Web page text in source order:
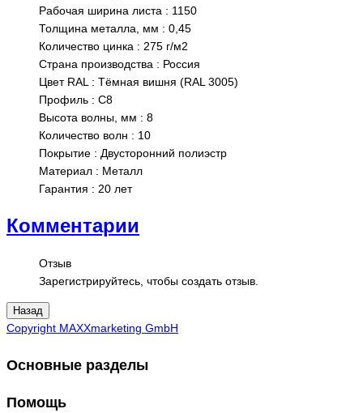
Рабочая ширина листа : 1150
Толщина металла, мм : 0,45
Количество цинка : 275 г/м2
Страна производства : Россия
Цвет RAL : Тёмная вишня (RAL 3005)
Профиль : С8
Высота волны, мм : 8
Количество волн : 10
Покрытие : Двусторонний полиэстр
Материал : Металл
Гарантия : 20 лет
Комментарии
Отзыв
Зарегистрируйтесь, чтобы создать отзыв.
Copyright MAXXmarketing GmbH
Основные разделы
Помощь